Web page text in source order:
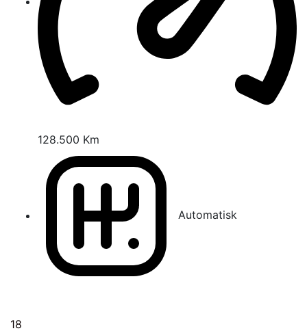
128.500 Km
Automatisk
18